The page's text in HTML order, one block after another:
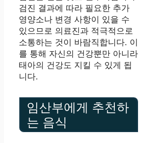
검진 결과에 따라 필요한 추가
영양소나 변경 사항이 있을 수
있으므로 의료진과 적극적으로
소통하는 것이 바람직합니다. 이
를 통해 자신의 건강뿐만 아니라
태아의 건강도 지킬 수 있게 됩
니다.
임산부에게 추천하
는 음식